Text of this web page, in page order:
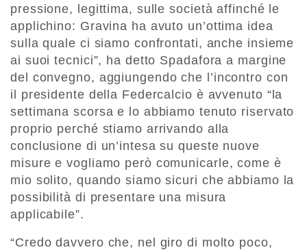
pressione, legittima, sulle società affinché le
applichino: Gravina ha avuto un’ottima idea
sulla quale ci siamo confrontati, anche insieme
ai suoi tecnici”, ha detto Spadafora a margine
del convegno, aggiungendo che l’incontro con
il presidente della Federcalcio è avvenuto “la
settimana scorsa e lo abbiamo tenuto riservato
proprio perché stiamo arrivando alla
conclusione di un’intesa su queste nuove
misure e vogliamo però comunicarle, come è
mio solito, quando siamo sicuri che abbiamo la
possibilità di presentare una misura
applicabile”.
“Credo davvero che, nel giro di molto poco,